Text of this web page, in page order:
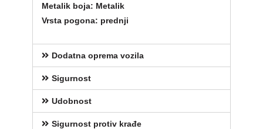
Metalik boja: Metalik
Vrsta pogona: prednji
Dodatna oprema vozila
Sigurnost
Udobnost
Sigurnost protiv krađe